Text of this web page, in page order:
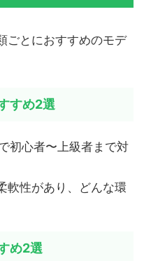
ごとにおすすめのモデ
すめ2選
で初心者〜上級者まで対
軟性があり、どんな環
め2選